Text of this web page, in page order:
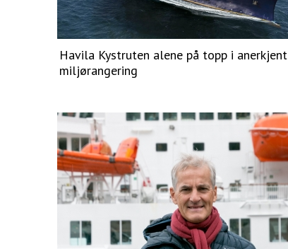
Havila Kystruten alene på topp i anerkjent
miljørangering